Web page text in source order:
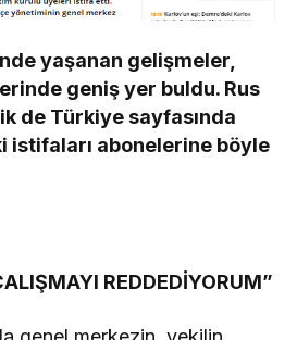
yaşanan gelişmeler,
geniş yer buldu. Rus
de Türkiye sayfasında
istifaları abonelerine böyle
REDDEDİYORUM”